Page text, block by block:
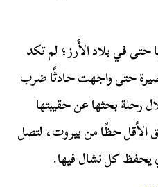
في بلاد الأَرز؛ لم تكد
حتى واجهت حادثًا ضرب
بحثها عن حقيبتها
الأقل حظًا من بيروت، لتصل
يحفظ كل نشال فيها.